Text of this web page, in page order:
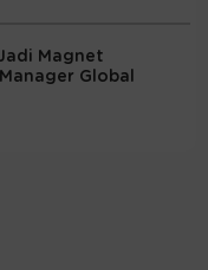
Magnet
Global